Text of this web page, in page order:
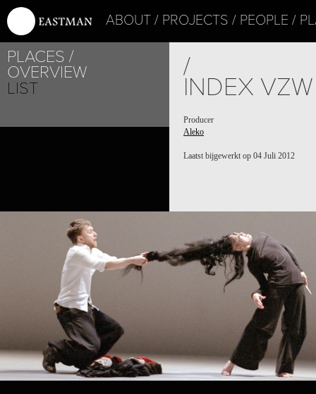
ABOUT PROJECTS PEOPLE
PLACES
OVERVIEW
LIST
/
INDEX VZW
Producer
Aleko
Laatst bijgewerkt op 04 Juli 2012
PROJECT /
ALEKO